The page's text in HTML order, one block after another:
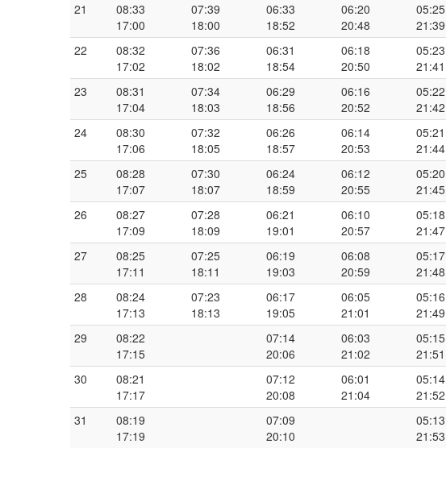
21
08:33
17:00
07:39
18:00
06:33
18:52
06:20
20:48
05:25
21:39
22
08:32
17:02
07:36
18:02
06:31
18:54
06:18
20:50
05:23
21:41
23
08:31
17:04
07:34
18:03
06:29
18:56
06:16
20:52
05:22
21:42
24
08:30
17:06
07:32
18:05
06:26
18:57
06:14
20:53
05:21
21:44
25
08:28
17:07
07:30
18:07
06:24
18:59
06:12
20:55
05:20
21:45
26
08:27
17:09
07:28
18:09
06:21
19:01
06:10
20:57
05:18
21:47
27
08:25
17:11
07:25
18:11
06:19
19:03
06:08
20:59
05:17
21:48
28
08:24
17:13
07:23
18:13
06:17
19:05
06:05
21:01
05:16
21:49
29
08:22
17:15
07:14
20:06
06:03
21:02
05:15
21:51
30
08:21
17:17
07:12
20:08
06:01
21:04
05:14
21:52
31
08:19
17:19
07:09
20:10
05:13
21:53